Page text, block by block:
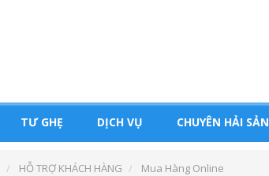
TƯ GHẸ DỊCH VỤ CHUYÊN HẢI SẢN
HỖ TRỢ KHÁCH HÀNG Mua Hàng Online